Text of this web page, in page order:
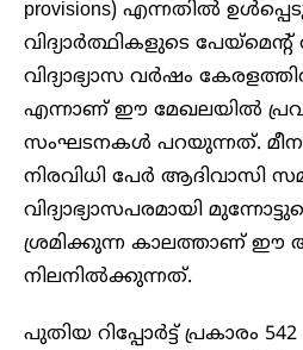
provisions) എന്നതിൽ
വിദ്യാർത്ഥികളുടെ
വിദ്യാഭ്യാസ വർഷം
എന്നാണ് ഈ മേഖലയിൽ
സംഘടനകൾ പറയുന്നത്.
നിരവിധി പേർ ആദിവാസി
വിദ്യാഭ്യാസപരമായി
ശ്രമിക്കുന്ന കാലത്താണ് ഈ
നിലനിൽക്കുന്നത്.
പുതിയ റിപ്പോർട്ട്‌ പ്രകാരം